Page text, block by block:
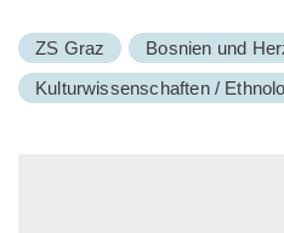
ZS Graz Bosnien und
Kulturwissenschaften /